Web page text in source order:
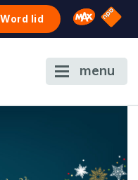
Word lid Omroep
NPO
menu